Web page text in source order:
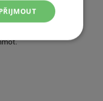
hlavně po
Kama